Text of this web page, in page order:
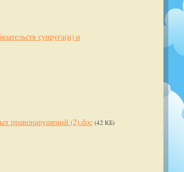
супруга(и) и
правонарушений (2).doc (42 КБ)